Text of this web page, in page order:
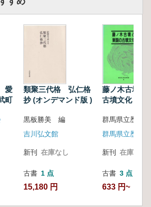
愛
町
類聚三代格 弘仁格
抄 (オンデマンド版 )
黒板勝美 編
吉川弘文館
新刊 在庫なし
古書 1 点
15,180 円
藤ノ木古墳と
古墳文化
群馬県立歴史
新刊 在庫なし
古書 3 点
633 円~